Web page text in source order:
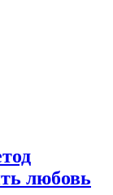
любовь